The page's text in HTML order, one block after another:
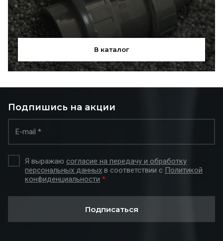
В каталог
Подпишись на акции
Я выражаю согласие на передачу и обработку
персональных данных в соответствии с Политикой
конфиденциальности *
Подписаться